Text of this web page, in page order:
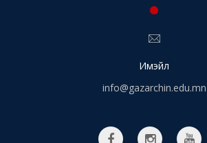
Имэйл
info@gazarchin.edu.mn